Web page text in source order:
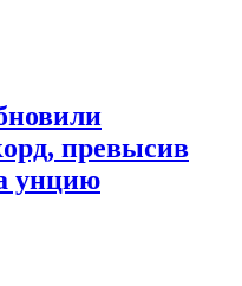
превысив
унцию